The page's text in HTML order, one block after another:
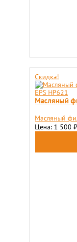
Скидка!
Масляный
Масляный
Цена: 1 500 ₽